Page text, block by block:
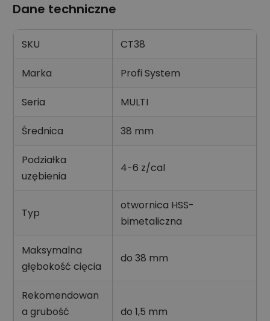
Dane techniczne
SKU CT38
Marka Profi System
Seria MULTI
Średnica 38 mm
Podziałka
uzębienia
4-6 z/cal
Typ
otwornica HSS-
bimetaliczna
Maksymalna
głębokość cięcia
do 38 mm
Rekomendowan
a grubość
do 1,5 mm